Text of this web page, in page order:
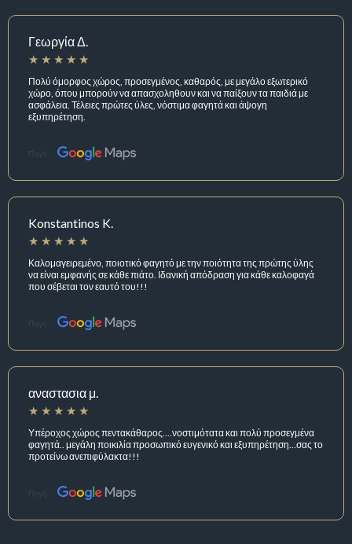
Γεωργία Δ.
Πολύ όμορφος χώρος, προσεγμένος, καθαρός, με μεγάλο εξωτερικό
χώρο, όπου μπορούν να απασχοληθουν και να παίξουν τα παιδιά με
ασφάλεια. Τέλειες πρώτες ύλες, νόστιμα φαγητά και άψογη
εξυπηρέτηση.
Πηγή:
Konstantinos K.
Καλομαγειρεμένο, ποιοτικό φαγητό με την ποιότητα της πρώτης ύλης
να είναι εμφανής σε κάθε πιάτο. Ιδανική απόδραση για κάθε καλοφαγά
που σέβεται τον εαυτό του!!!
Πηγή:
αναστασια μ.
Υπέροχος χώρος πεντακάθαρος....νοστιμότατα και πολύ προσεγμένα
φαγητά.. μεγάλη ποικιλία προσωπικό ευγενικό και εξυπηρέτηση...σας το
προτείνω ανεπιφύλακτα!!!
Πηγή: